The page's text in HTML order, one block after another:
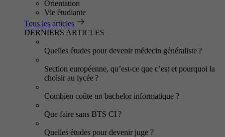
Orientation
Vie étudiante
Tous les articles
DERNIERS ARTICLES
Quelles études pour devenir médecin généraliste ?
Section européenne, qu’est-ce que c’est et pourquoi la
choisir au lycée ?
Combien coûte un bachelor informatique ?
Que faire sans BTS CI ?
Quelles études pour devenir juge ?